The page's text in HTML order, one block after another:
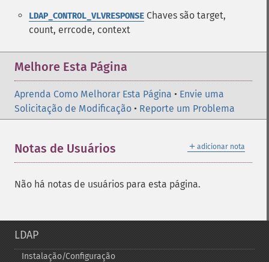
LDAP_CONTROL_VLVRESPONSE Chaves são target,
count, errcode, context
Melhore Esta Página
Aprenda Como Melhorar Esta Página • Envie uma
Solicitação de Modificação • Reporte um Problema
＋ adicionar nota
Notas de Usuários
Não há notas de usuários para esta página.
LDAP
Instalação/Configuração